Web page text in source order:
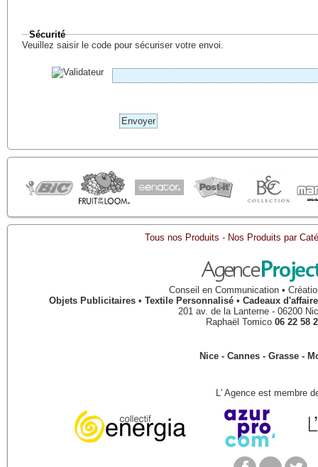
Sécurité
Veuillez saisir le code pour sécuriser votre envoi.
Tous nos Produits - Nos Produits par
Conseil en Communication •
Objets Publicitaires • Textile Personnalisé • Cadeaux
201 av. de la Lanterne - 06200
Raphaël Tomico 06 22 58
Nice - Cannes - Grasse -
L' Agence est membre